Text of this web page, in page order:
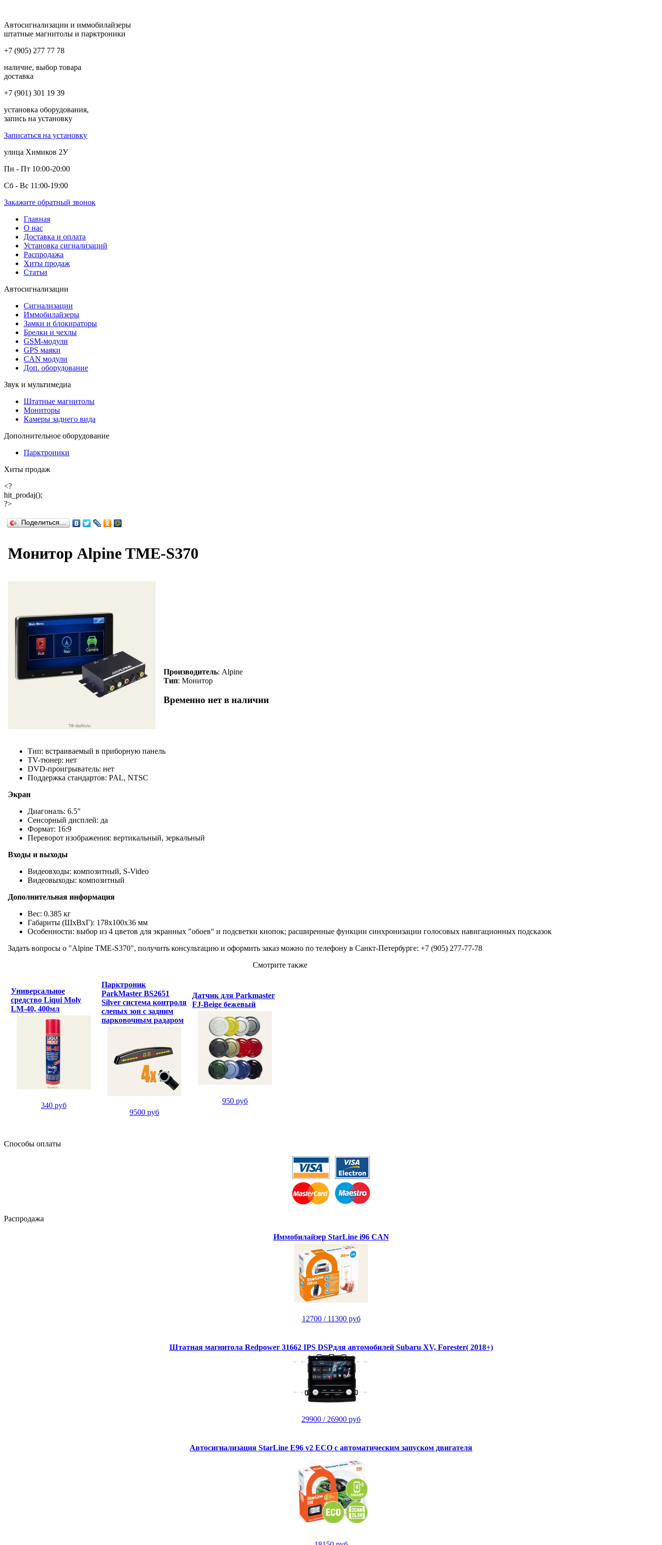
Автосигнализации и иммобилайзеры
штатные магнитолы и парктроники
+7 (905) 277 77 78
наличие, выбор товара
доставка
+7 (901) 301 19 39
установка оборудования,
запись на установку
Записаться на установку
улица Химиков 2У
Пн - Пт 10:00-20:00
Сб - Вс 11:00-19:00
Закажите обратный звонок
Главная
О нас
Доставка и оплата
Установка сигнализаций
Распродажа
Хиты продаж
Статьи
Автосигнализации
Сигнализации
Иммобилайзеры
Замки и блокираторы
Брелки и чехлы
GSM-модули
GPS маяки
CAN модули
Доп. оборудование
Звук и мультимедиа
Штатные магнитолы
Мониторы
Камеры заднего вида
Дополнительное оборудование
Парктроники
Хиты продаж
<?
hit_prodaj();
?>
Поделиться…
Монитор Alpine TME-S370
Производитель: Alpine
Тип: Монитор
Временно нет в наличии
Тип: встраиваемый в приборную панель
TV-тюнер: нет
DVD-проигрыватель: нет
Поддержка стандартов: PAL, NTSC
Экран
Диагональ: 6.5"
Сенсорный дисплей: да
Формат: 16:9
Переворот изображения: вертикальный, зеркальный
Входы и выходы
Видеовходы: композитный, S-Video
Видеовыходы: композитный
Дополнительная информация
Вес: 0.385 кг
Габариты (ШхВхГ): 178x100x36 мм
Особенности: выбор из 4 цветов для экранных "обоев" и подсветки кнопок; расширенные функции синхронизации голосовых навигационных подсказок
Задать вопросы о "Alpine TME-S370", получить консультацию и оформить заказ можно по телефону в Санкт-Петербурге: +7 (905) 277-77-78
Смотрите также
Универсальное
средство Liqui Moly
LM-40, 400мл
340 руб
Парктроник
ParkMaster BS2651
Silver система контроля
слепых зон с задним
парковочным радаром
9500 руб
Датчик для Parkmaster
FJ-Beige бежевый
950 руб
Способы оплаты
Распродажа
Иммобилайзер StarLine i96 CAN
12700 / 11300 руб
Штатная магнитола Redpower 31662 IPS DSPдля автомобилей Subaru XV, Forester( 2018+)
29900 / 26900 руб
Автосигнализация StarLine E96 v2 ECO с автоматическим запуском двигателя